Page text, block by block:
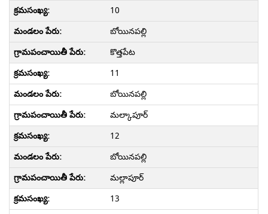
10
బోయినపల్లి
కొత్తపేట
11
బోయినపల్లి
మల్కాపూర్
12
బోయినపల్లి
మల్లాపూర్
13